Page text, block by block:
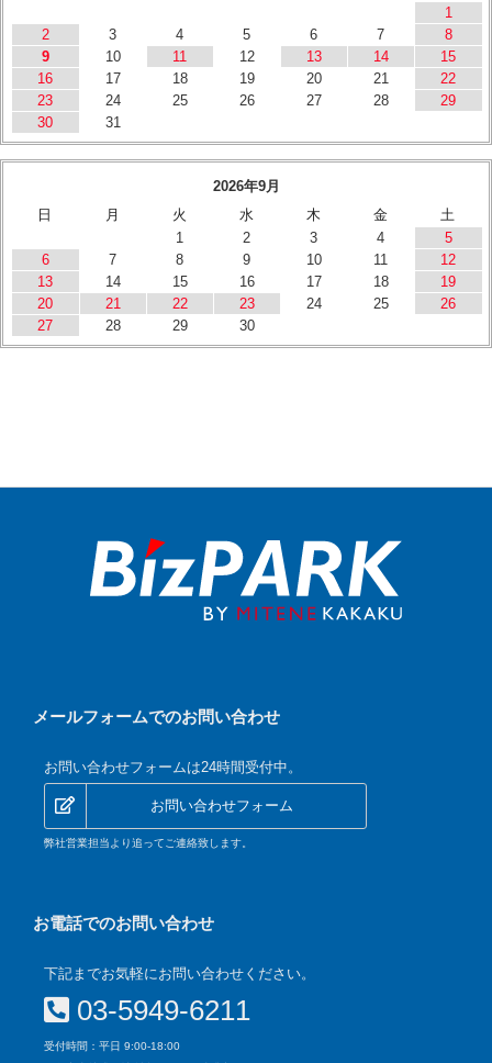
1
2
3 4 5 6 7
8
9
10 11 12 13 14
15
16
17 18 19 20 21
22
23
24 25 26 27 28
29
30
31
2026年9月
日
月 火 水 木 金
土
1
2 3 4
5
6
7 8 9 10 11
12
13
14 15 16 17 18
19
20
21 22 23 24 25
26
27
28 29 30
メールフォームでのお問い合わせ
お問い合わせフォームは24時間受付中。
お問い合わせフォーム
弊社営業担当より追ってご連絡致します。
お電話でのお問い合わせ
下記までお気軽にお問い合わせください。
03-5949-6211
受付時間：平日 9:00-18:00